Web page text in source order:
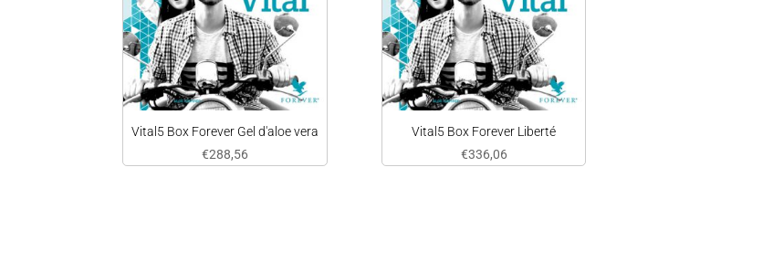
Vital5 Box Forever Gel d'aloe vera
€288,56
Vital5 Box Forever Liberté
€336,06